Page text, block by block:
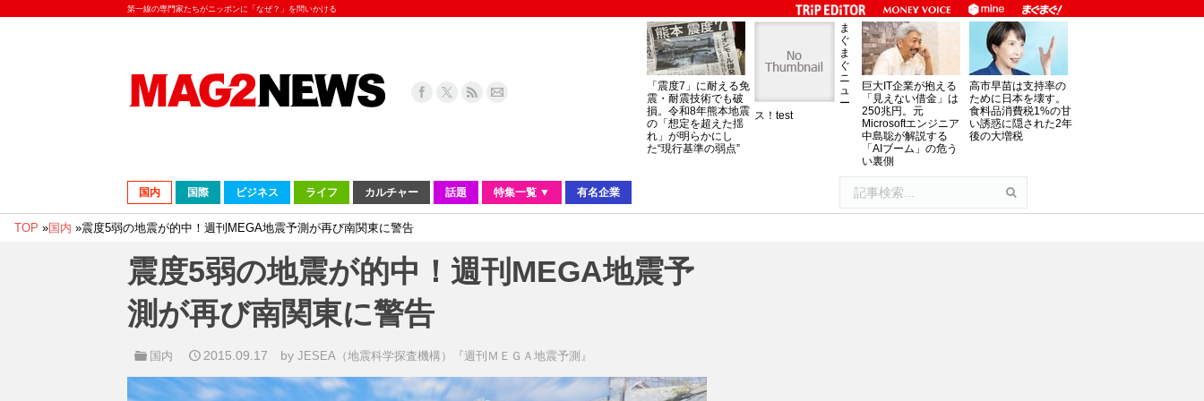
第一線の専門家たちがニッポンに「なぜ？」を問いかける
「震度7」に耐える免
震・耐震技術でも破
損。令和8年熊本地震
の「想定を超えた揺
れ」が明らかにし
た“現行基準の弱点”
ま
ぐ
ま
ぐ
ニ
ュ
ー
ス！test
巨大IT企業が抱える
「見えない借金」は
250兆円。元
Microsoftエンジニア
中島聡が解説する
「AIブーム」の危う
い裏側
高市早苗は支持率の
ために日本を壊す。
食料品消費税1%の甘
い誘惑に隠された2年
後の大増税
国内 国際 ビジネス ライフ カルチャー 話題 特集一覧 ▼ 有名企業
TOP »国内 »震度5弱の地震が的中！週刊MEGA地震予測が再び南関東に警告
震度5弱の地震が的中！週刊MEGA地震予
測が再び南関東に警告
国内 2015.09.17 byJESEA（地震科学探査機構）『週刊ＭＥＧＡ地震予測』